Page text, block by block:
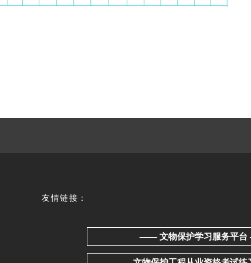
友情链接：
—— 文物保护学习服务平